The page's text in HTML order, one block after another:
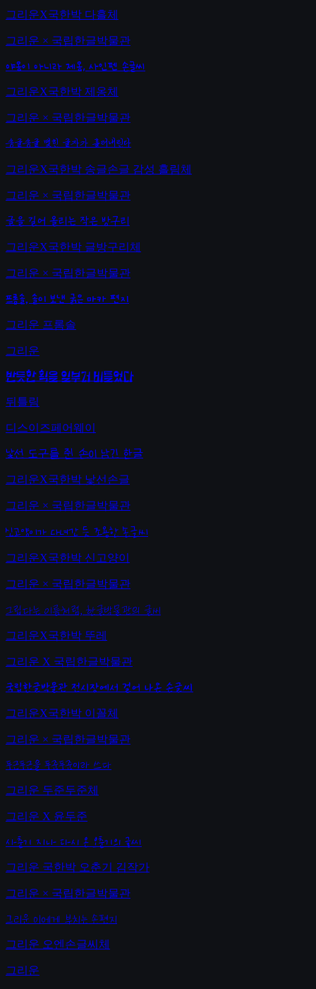
그리운X국한박 다흘체
그리운 × 국립한글박물관
야옹이 아니라 제옹, 사인펜 손글씨
그리운X국한박 제옹체
그리운 × 국립한글박물관
송글송글 맺힌 글자가 흘러내린다
그리운X국한박 송글손글 감성 흘림체
그리운 × 국립한글박물관
글을 길어 올리는 작은 방구리
그리운X국한박 글방구리체
그리운 × 국립한글박물관
프롬솔, 솔이 보낸 굵은 마카 편지
그리운 프롬솔
그리운
반듯한 획을 일부러 비틀었다
뒤틀림
디스이즈페어웨이
낯선 도구를 쥔 손이 남긴 한글
그리운X국한박 낯선손글
그리운 × 국립한글박물관
신고양이가 다녀간 듯 조용한 손글씨
그리운X국한박 신고양이
그리운 × 국립한글박물관
그립다는 이름처럼, 한글박물관의 글씨
그리운X국한박 뚜레
그리운 X 국립한글박물관
국립한글박물관 전시장에서 걸어 나온 손글씨
그리운X국한박 이꼴체
그리운 × 국립한글박물관
두근두근을 두준두준이라 쓰다
그리운 두준두준체
그리운 X 윤두준
사춘기 지나 다시 온 오춘기의 글씨
그리운 국한박 오춘기 김작가
그리운 × 국립한글박물관
그리운 이에게 부치는 손편지
그리운 오엔손글씨체
그리운